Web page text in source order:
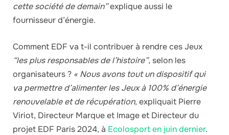
cette société de demain”explique aussi le
fournisseur d’énergie.
Comment EDF va t-il contribuer à rendre ces Jeux
“les plus responsables de l’histoire”, selon les
organisateurs ? « Nous avons tout un dispositif qui
va permettre d’alimenter les Jeux à 100% d’énergie
renouvelable et de récupération, expliquait Pierre
Viriot, Directeur Marque et Image et Directeur du
projet EDF Paris 2024, à Ecolosport en juin dernier.